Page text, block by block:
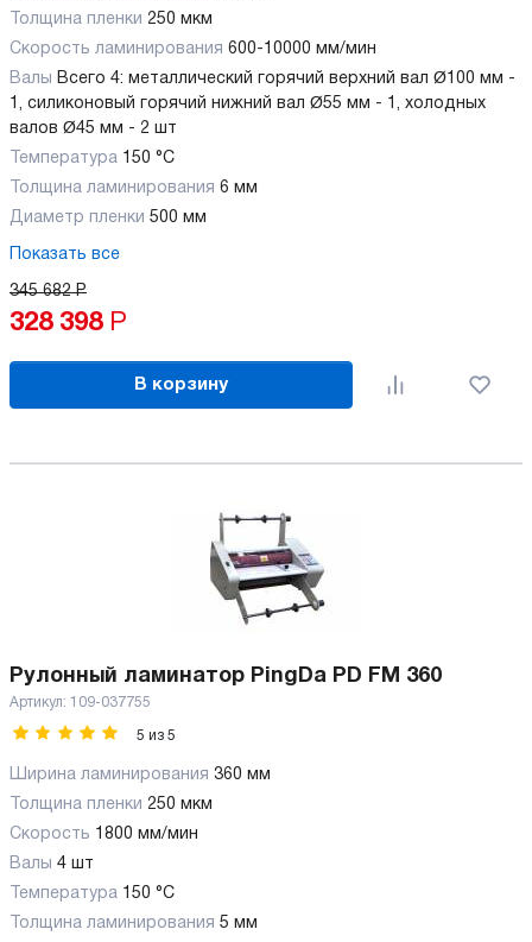
Толщина пленки 250 мкм
Скорость ламинирования 600-10000 мм/мин
Валы
Всего 4: металлический горячий верхний вал Ø100 мм -
1, силиконовый горячий нижний вал Ø55 мм - 1, холодных
валов Ø45 мм - 2 шт
Температура 150 °C
Толщина ламинирования 6 мм
Диаметр пленки 500 мм
Показать все
345 682 Р
328 398 Р
В корзину
Рулонный ламинатор PingDa PD FM 360
Артикул: 109-037755
5 из 5
Ширина ламинирования 360 мм
Толщина пленки 250 мкм
Скорость 1800 мм/мин
Валы 4 шт
Температура 150 °C
Толщина ламинирования 5 мм